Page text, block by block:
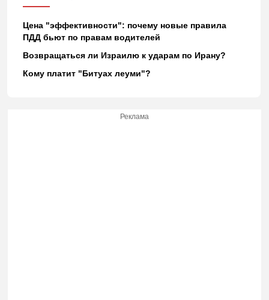
Цена "эффективности": почему новые правила
ПДД бьют по правам водителей
Возвращаться ли Израилю к ударам по Ирану?
Кому платит "Битуах леуми"?
Реклама